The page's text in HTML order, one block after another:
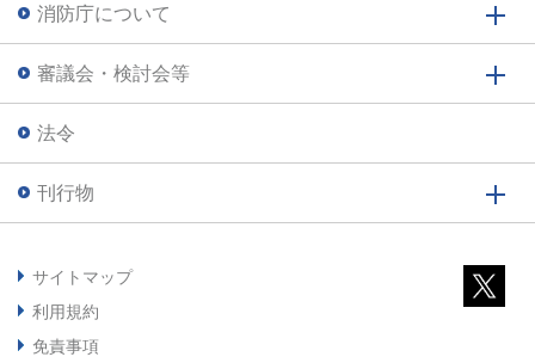
消防庁について
審議会・検討会等
法令
刊行物
サイトマップ
利用規約
免責事項